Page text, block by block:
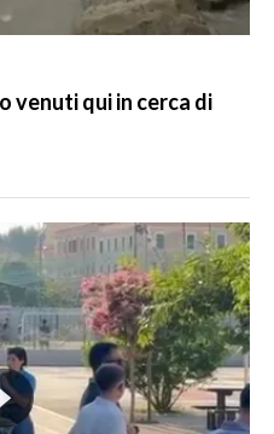
venuti qui in cerca di